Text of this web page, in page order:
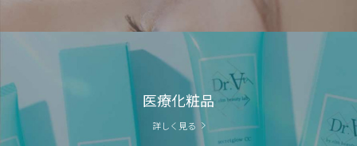
医療化粧品
詳しく見る